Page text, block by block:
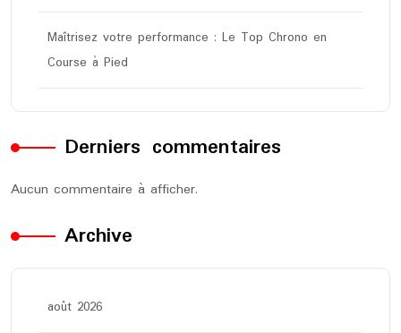
Maîtrisez votre performance : Le Top Chrono en
Course à Pied
Derniers commentaires
Aucun commentaire à afficher.
Archive
août 2026